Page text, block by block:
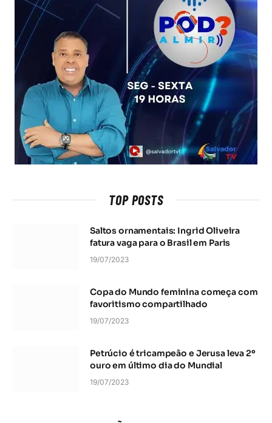
TOP POSTS
Saltos ornamentais: Ingrid Oliveira
fatura vaga para o Brasil em Paris
19/07/2023
Copa do Mundo feminina começa com
favoritismo compartilhado
19/07/2023
Petrúcio é tricampeão e Jerusa leva 2º
ouro em último dia do Mundial
19/07/2023